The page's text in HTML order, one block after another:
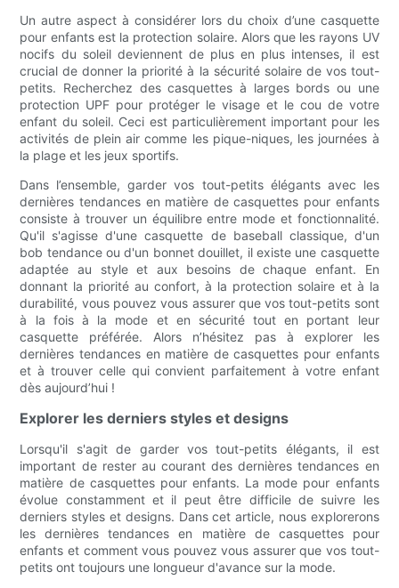
Un autre aspect à considérer lors du choix d’une casquette
pour enfants est la protection solaire. Alors que les rayons UV
nocifs du soleil deviennent de plus en plus intenses, il est
crucial de donner la priorité à la sécurité solaire de vos tout-
petits. Recherchez des casquettes à larges bords ou une
protection UPF pour protéger le visage et le cou de votre
enfant du soleil. Ceci est particulièrement important pour les
activités de plein air comme les pique-niques, les journées à
la plage et les jeux sportifs.
Dans l’ensemble, garder vos tout-petits élégants avec les
dernières tendances en matière de casquettes pour enfants
consiste à trouver un équilibre entre mode et fonctionnalité.
Qu'il s'agisse d'une casquette de baseball classique, d'un
bob tendance ou d'un bonnet douillet, il existe une casquette
adaptée au style et aux besoins de chaque enfant. En
donnant la priorité au confort, à la protection solaire et à la
durabilité, vous pouvez vous assurer que vos tout-petits sont
à la fois à la mode et en sécurité tout en portant leur
casquette préférée. Alors n’hésitez pas à explorer les
dernières tendances en matière de casquettes pour enfants
et à trouver celle qui convient parfaitement à votre enfant
dès aujourd’hui !
Explorer les derniers styles et designs
Lorsqu'il s'agit de garder vos tout-petits élégants, il est
important de rester au courant des dernières tendances en
matière de casquettes pour enfants. La mode pour enfants
évolue constamment et il peut être difficile de suivre les
derniers styles et designs. Dans cet article, nous explorerons
les dernières tendances en matière de casquettes pour
enfants et comment vous pouvez vous assurer que vos tout-
petits ont toujours une longueur d'avance sur la mode.